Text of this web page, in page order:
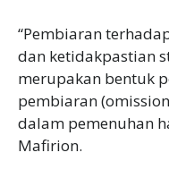
“Pembiaran
dan ketidakpastian
merupakan bentuk
pembiaran
dalam pemenuhan
Mafirion.